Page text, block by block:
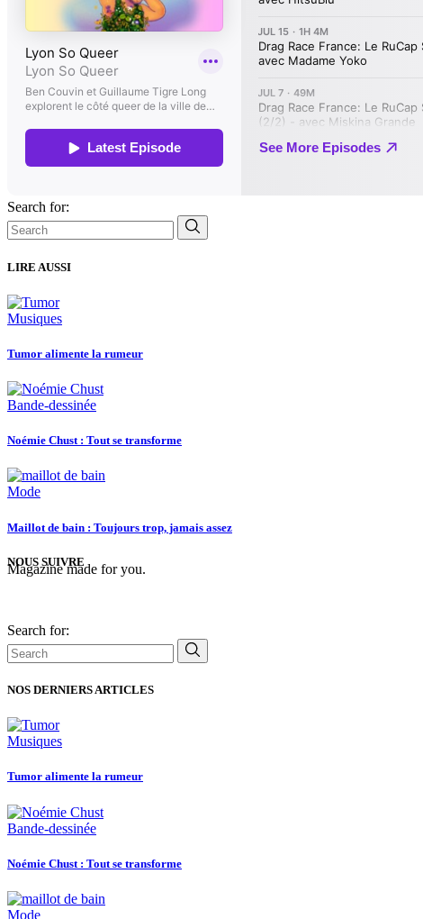
Search for:
LIRE AUSSI
Musiques
Tumor alimente la rumeur
Bande-dessinée
Noémie Chust : Tout se transforme
Mode
Maillot de bain : Toujours trop, jamais assez
NOUS SUIVRE
Magazine made for you.
Search for:
NOS DERNIERS ARTICLES
Musiques
Tumor alimente la rumeur
Bande-dessinée
Noémie Chust : Tout se transforme
Mode